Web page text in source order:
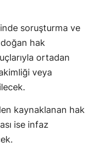
soruşturma ve
hak
ortadan
veya
kaynaklanan hak
ise infaz